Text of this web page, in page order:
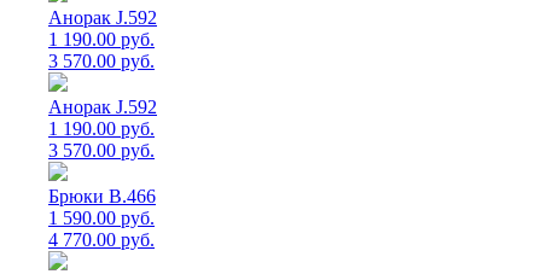
Анорак J.592
1 190.00 руб.
3 570.00 руб.
Анорак J.592
1 190.00 руб.
3 570.00 руб.
Брюки B.466
1 590.00 руб.
4 770.00 руб.